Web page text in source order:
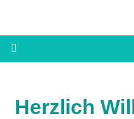
Herzlich